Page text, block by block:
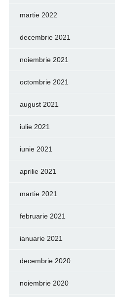
martie 2022
decembrie 2021
noiembrie 2021
octombrie 2021
august 2021
iulie 2021
iunie 2021
aprilie 2021
martie 2021
februarie 2021
ianuarie 2021
decembrie 2020
noiembrie 2020